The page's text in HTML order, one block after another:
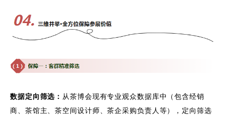
数据定向筛选： 从茶博会现有专业观众数据库中（包含经销
商、茶馆主、茶空间设计师、茶企采购负责人等），定向筛选